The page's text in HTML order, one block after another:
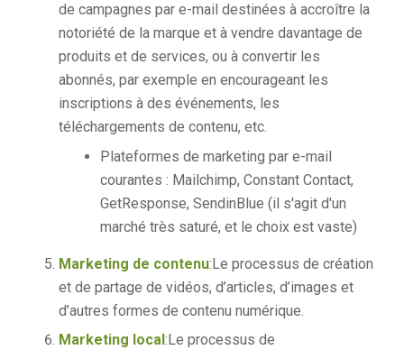
de campagnes par e-mail destinées à accroître la
notoriété de la marque et à vendre davantage de
produits et de services, ou à convertir les
abonnés, par exemple en encourageant les
inscriptions à des événements, les
téléchargements de contenu, etc.
Plateformes de marketing par e-mail
courantes : Mailchimp, Constant Contact,
GetResponse, SendinBlue (il s'agit d'un
marché très saturé, et le choix est vaste)
Marketing de contenu:Le processus de création
et de partage de vidéos, d’articles, d’images et
d’autres formes de contenu numérique.
Marketing local :Le processus de